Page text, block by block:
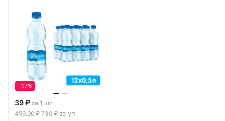
-37%
39 ₽ за 1 шт
459.90 ₽ 730 ₽ за уп